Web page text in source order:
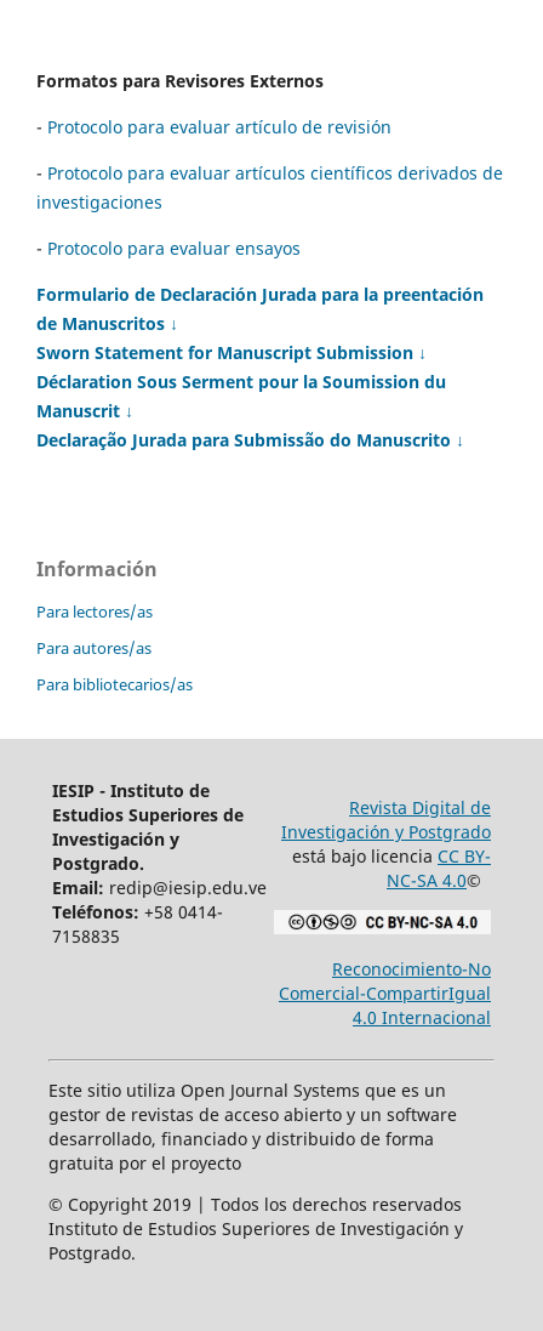
Formatos para Revisores Externos
- Protocolo para evaluar artículo de revisión
- Protocolo para evaluar artículos científicos derivados de
investigaciones
- Protocolo para evaluar ensayos
Formulario de Declaración Jurada para la preentación
de Manuscritos ↓
Sworn Statement for Manuscript Submission ↓
Déclaration Sous Serment pour la Soumission du
Manuscrit ↓
Declaração Jurada para Submissão do Manuscrito ↓
Información
Para lectores/as
Para autores/as
Para bibliotecarios/as
IESIP - Instituto de
Estudios Superiores de
Investigación y
Postgrado.
Email: redip@iesip.edu.ve
Teléfonos: +58 0414-
7158835
Revista Digital de
Investigación y Postgrado
está bajo licencia CC BY-
NC-SA 4.0©
Reconocimiento-No
Comercial-CompartirIgual
4.0 Internacional
Este sitio utiliza Open Journal Systems que es un
gestor de revistas de acceso abierto y un software
desarrollado, financiado y distribuido de forma
gratuita por el proyecto
© Copyright 2019 | Todos los derechos reservados
Instituto de Estudios Superiores de Investigación y
Postgrado.